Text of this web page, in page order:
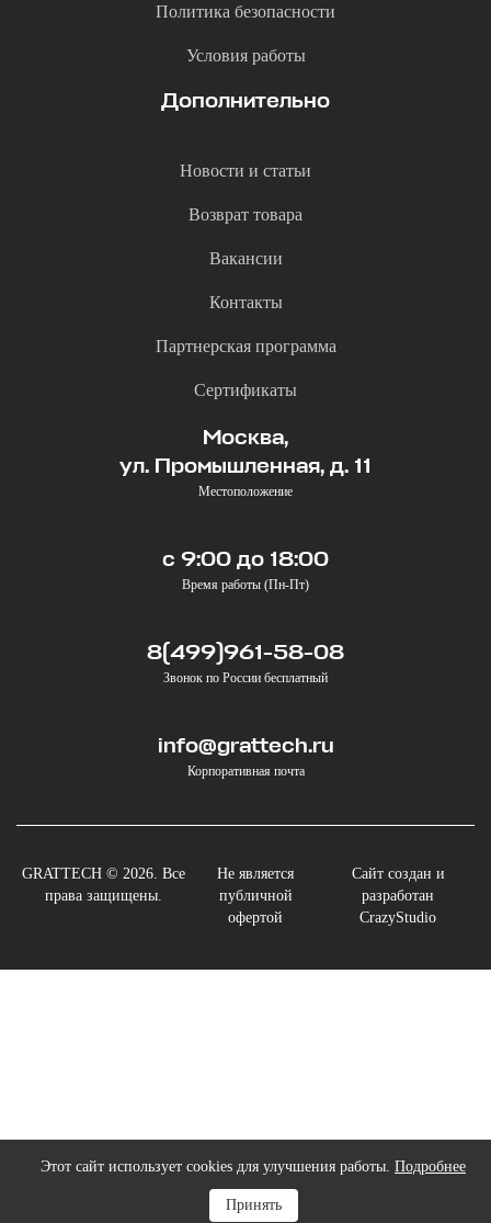
Политика безопасности
Условия работы
Дополнительно
Новости и статьи
Возврат товара
Вакансии
Контакты
Партнерская программа
Сертификаты
Москва,
ул. Промышленная, д. 11
Местоположение
с 9:00 до 18:00
Время работы (Пн-Пт)
8(499)961-58-08
Звонок по России бесплатный
info@grattech.ru
Корпоративная почта
GRATTECH © 2026. Все
права защищены.
Не является
публичной
офертой
Сайт создан и
разработан
CrazyStudio
Этот сайт использует cookies для улучшения работы. Подробнее
Принять